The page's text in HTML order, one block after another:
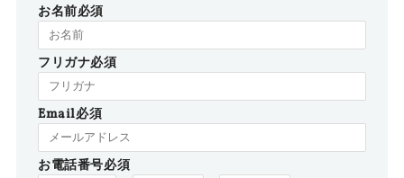
お名前必須
フリガナ必須
Email必須
お電話番号必須